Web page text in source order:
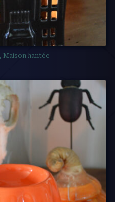
hantée